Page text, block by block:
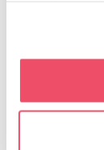
If you allow,
which can
Identify